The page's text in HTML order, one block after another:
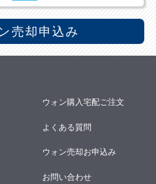
売却申込み
ウォン購入宅配ご注文
よくある質問
ウォン売却お申込み
お問い合わせ